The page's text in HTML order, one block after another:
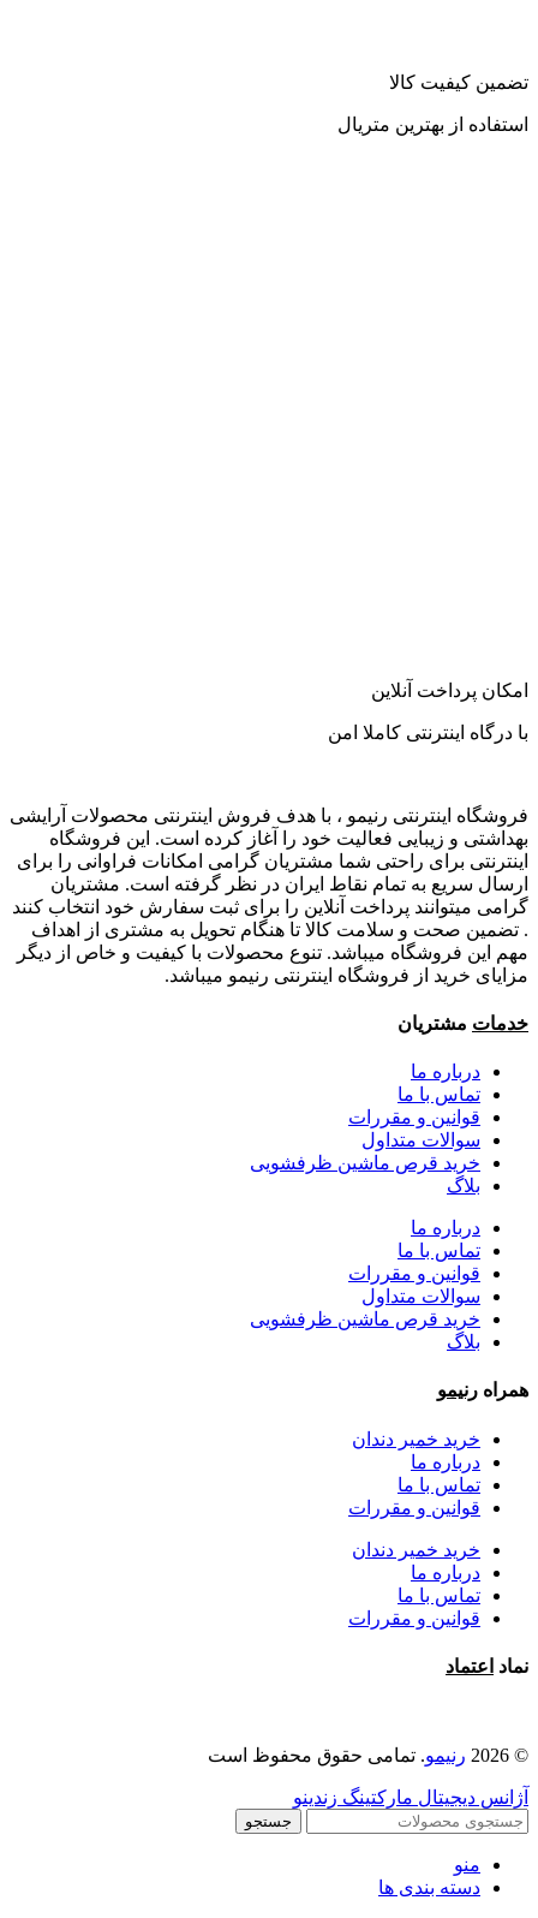
تضمین کیفیت کالا
استفاده از بهترین متریال
امکان پرداخت آنلاین
با درگاه اینترنتی کاملا امن
فروشگاه اینترنتی رنیمو ، با هدف فروش اینترنتی محصولات آرایشی
بهداشتی و زیبایی فعالیت خود را آغاز کرده است. این فروشگاه
اینترنتی برای راحتی شما مشتریان گرامی امکانات فراوانی را برای
ارسال سریع به تمام نقاط ایران در نظر گرفته است. مشتریان
گرامی میتوانند پرداخت آنلاین را برای ثبت سفارش خود انتخاب کنند
. تضمین صحت و سلامت کالا تا هنگام تحویل به مشتری از اهداف
مهم این فروشگاه میباشد. تنوع محصولات با کیفیت و خاص از دیگر
مزایای خرید از فروشگاه اینترنتی رنیمو میباشد.
خدمات مشتریان
درباره ما
تماس با ما
قوانین و مقررات
سوالات متداول
خرید قرص ماشین ظرفشویی
بلاگ
درباره ما
تماس با ما
قوانین و مقررات
سوالات متداول
خرید قرص ماشین ظرفشویی
بلاگ
همراه رنیمو
خرید خمیر دندان
درباره ما
تماس با ما
قوانین و مقررات
خرید خمیر دندان
درباره ما
تماس با ما
قوانین و مقررات
نماد اعتماد
© 2026 رنیمو. تمامی حقوق محفوظ است
آژانس دیجیتال مارکتینگ زندینو
جستجو
منو
دسته بندی ها